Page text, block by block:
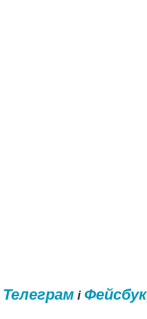
Телеграмі Фейсбук